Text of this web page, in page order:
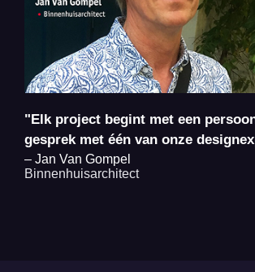
"Elk project begint met een
gesprek met één van onze
– Jan Van Gompel
Binnenhuisarchitect